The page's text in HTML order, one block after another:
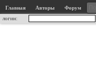
Главная Авторы
Форум
логин: